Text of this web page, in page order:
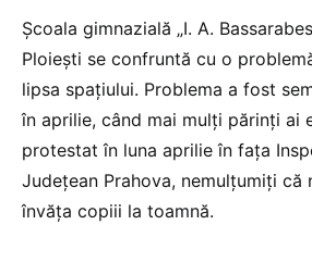
Şcoala gimnazială „I. A.
Ploieşti se confruntă cu o
lipsa spaţiului. Problema a fost
în aprilie, când mai mulți părinți ai
protestat în luna aprilie în fața
Județean Prahova, nemulțumiți că
învăța copiii la toamnă.